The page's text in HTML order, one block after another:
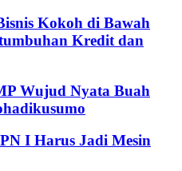
Kokoh di Bawah
Kredit dan
Wujud Nyata Buah
I Harus Jadi Mesin